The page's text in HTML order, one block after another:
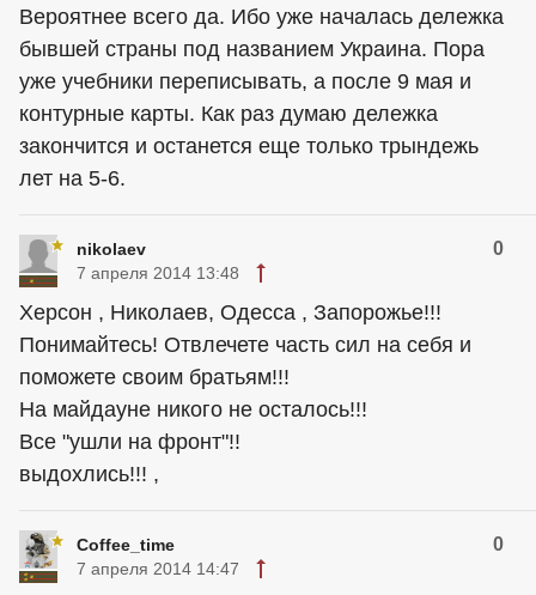
Вероятнее всего да. Ибо уже началась дележка
бывшей страны под названием Украина. Пора
уже учебники переписывать, а после 9 мая и
контурные карты. Как раз думаю дележка
закончится и останется еще только трындежь
лет на 5-6.
nikolaev 0
7 апреля 2014 13:48
Херсон , Николаев, Одесса , Запорожье!!!
Понимайтесь! Отвлечете часть сил на себя и
поможете своим братьям!!!
На майдауне никого не осталось!!!
Все "ушли на фронт"!!
выдохлись!!! ,
Coffee_time 0
7 апреля 2014 14:47